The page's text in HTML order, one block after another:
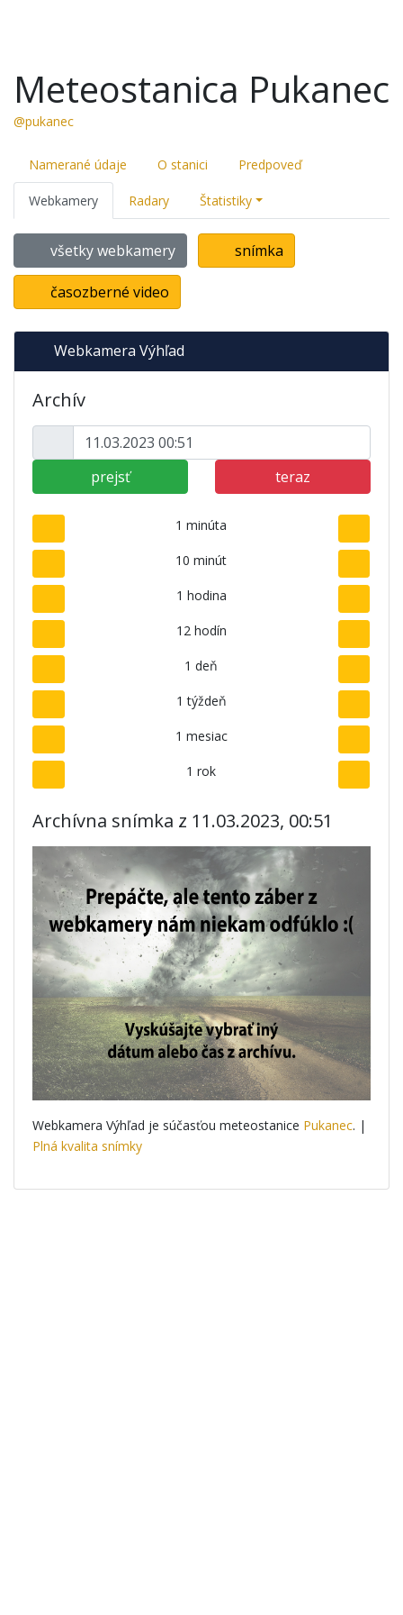
Meteostanica Pukanec
@pukanec
Namerané údaje O stanici Predpoveď
Webkamery Radary Štatistiky
všetky webkamery snímka
časozberné video
Webkamera Výhľad
Archív
prejsť teraz
1 minúta
10 minút
1 hodina
12 hodín
1 deň
1 týždeň
1 mesiac
1 rok
Archívna snímka z 11.03.2023, 00:51
Webkamera Výhľad je súčasťou meteostanice Pukanec. |
Plná kvalita snímky